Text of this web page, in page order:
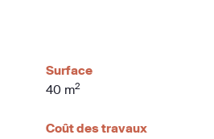
Surface
40 m2
Coût des travaux